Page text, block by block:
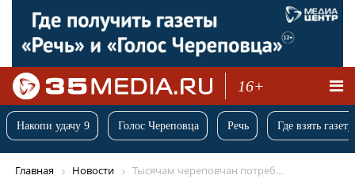
16+
Накопи удачу 9 Голос Череповца Речь Где взять
Главная Новости Тысячам череповчан потреб...